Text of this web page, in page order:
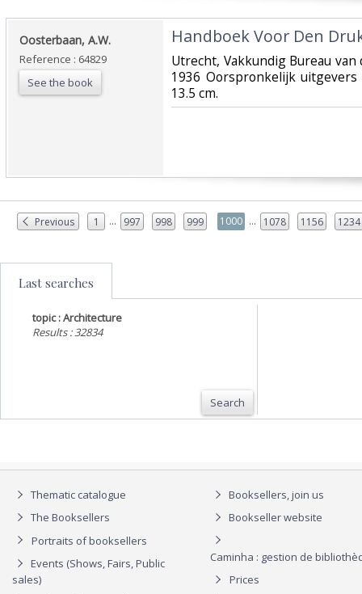
‎Oosterbaan, A.W.‎
Reference : 64829
See the book
‎Handboek Voor Den
‎Utrecht, Vakkundig Bureau van
1936 Oorspronkelijk
13.5 cm.‎
Previous 1 ... 997 998 999 1000 ... 1078 1156 1234
Last searches
topic : Architecture
Results : 32834
Search
Thematic catalogue
The Booksellers
Portraits of booksellers
Events (Shows, Fairs, Public
sales)
Booksellers, join us
Bookseller website
Caminha : gestion de
Prices